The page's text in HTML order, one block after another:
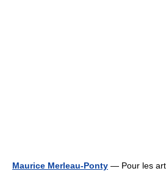
Maurice Merleau-Ponty — Pour les